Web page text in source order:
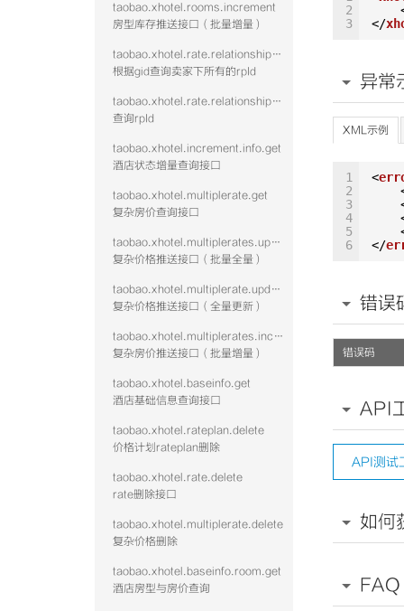
taobao.xhotel.rooms.increment
房型库存推送接口（批量增量）
taobao.xhotel.rate.relationshipwithrp.get
根据gid查询卖家下所有的rpId
taobao.xhotel.rate.relationshipwithroom.get
查询rpId
taobao.xhotel.increment.info.get
酒店状态增量查询接口
taobao.xhotel.multiplerate.get
复杂房价查询接口
taobao.xhotel.multiplerates.update
复杂价格推送接口（批量全量）
taobao.xhotel.multiplerate.update
复杂价格推送接口（全量更新）
taobao.xhotel.multiplerates.increment
复杂房价推送接口（批量增量）
taobao.xhotel.baseinfo.get
酒店基础信息查询接口
taobao.xhotel.rateplan.delete
价格计划rateplan删除
taobao.xhotel.rate.delete
rate删除接口
taobao.xhotel.multiplerate.delete
复杂价格删除
taobao.xhotel.baseinfo.room.get
酒店房型与房价查询
2
3
</
异常
XML示例
1
2
3
4
5
6
<
</
错误
错误码
API
API测试
如何
FAQ